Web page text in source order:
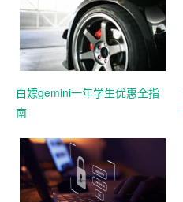
白嫖gemini一年学生优惠全指
南